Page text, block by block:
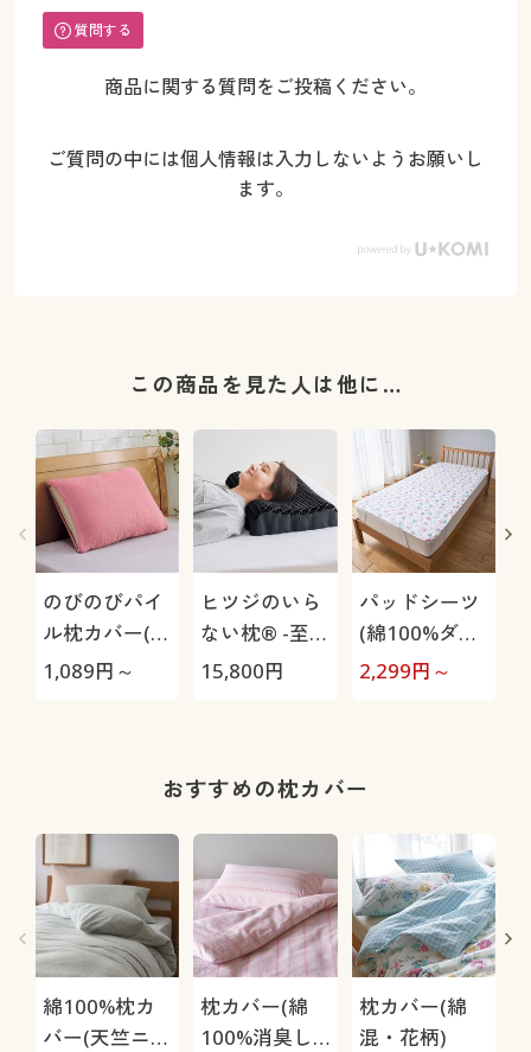
質問する
商品に関する質問をご投稿ください。
ご質問の中には個人情報は入力しないようお願いし
ます。
この商品を見た人は他に…
のびのびパイ
ル枕カバー(無
地)
1,089円～
ヒツジのいら
ない枕® -至
極-
15,800円
パッドシーツ
(綿100%ダブ
ルガーゼ・パ
2,299円～
おすすめの枕カバー
綿100%枕カ
バー(天竺ニッ
枕カバー(綿
100%消臭し
枕カバー(綿
混・花柄)